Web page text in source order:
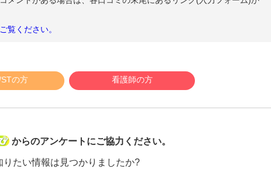
覧ください。
の方 看護師の方
病院なび
からのアンケートにご協力ください。
りたい情報は見つかりましたか?